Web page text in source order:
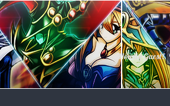
Howdy Guest!